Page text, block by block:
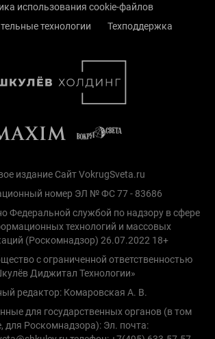
использования cookie-файлов
технологии
Техподдержка
издание Сайт VokrugSveta.ru
номер ЭЛ № ФС 77 - 83686
Федеральной службой по надзору в сфере
технологий и массовых
(Роскомнадзор) 26.07.2022 18+
с ограниченной ответственностью
Диджитал Технологии»
редактор: Комаровская А. В.
для государственных органов (в том
для Роскомнадзора): Эл. почта: